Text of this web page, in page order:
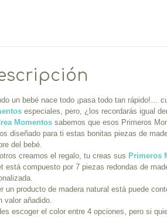
un bebé nace todo ¡pasa todo tan rápido!…
especiales, pero, ¿los recordarás igual
Momentos sabemos que esos Primeros
diseñado para ti estas bonitas piezas de
del bebé.
creamos el regalo, tu creas sus Primeros
está compuesto por 7 piezas redondas de
un producto de madera natural está puede
valor añadido.
escoger el color entre 4 opciones, pero si